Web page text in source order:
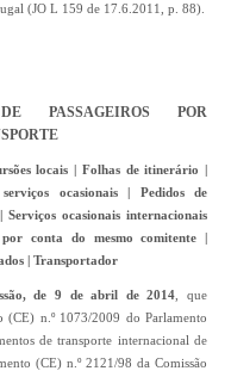
(JO L 159 de 17.6.2011, p. 88).
PASSAGEIROS POR
locais | Folhas de itinerário |
ocasionais | Pedidos de
ocasionais internacionais
conta do mesmo comitente |
| Transportador
de 9 de abril de 2014 , que
(CE) n.º 1073/2009 do Parlamento
de transporte internacional de
(CE) n.º 2121/98 da Comissão